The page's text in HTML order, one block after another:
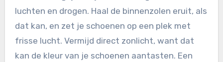
luchten en drogen. Haal de binnenzolen eruit, als
dat kan, en zet je schoenen op een plek met
frisse lucht. Vermijd direct zonlicht, want dat
kan de kleur van je schoenen aantasten. Een